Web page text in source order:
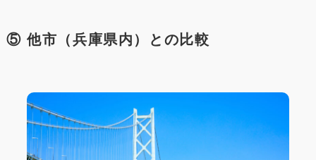
⑤ 他市（兵庫県内）との比較